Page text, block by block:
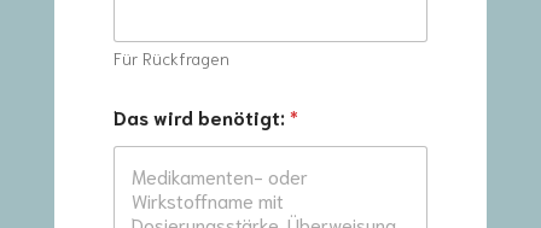
Für Rückfragen
Das wird benötigt: *